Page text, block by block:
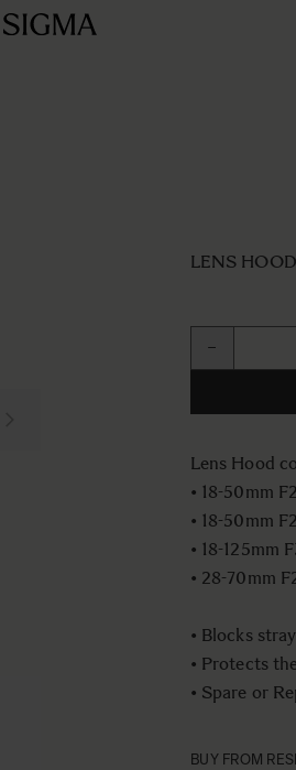
LENS
−
Lens Hood
• 18-50mm
• 18-50mm
• 18-125mm
• 28-70mm
• Blocks
• Protects
• Spare or
BUY FROM